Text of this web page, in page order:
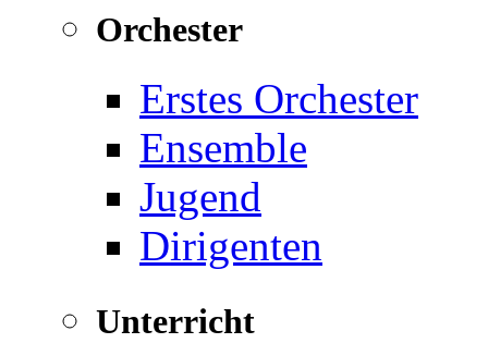
Orchester
Erstes Orchester
Ensemble
Jugend
Dirigenten
Unterricht